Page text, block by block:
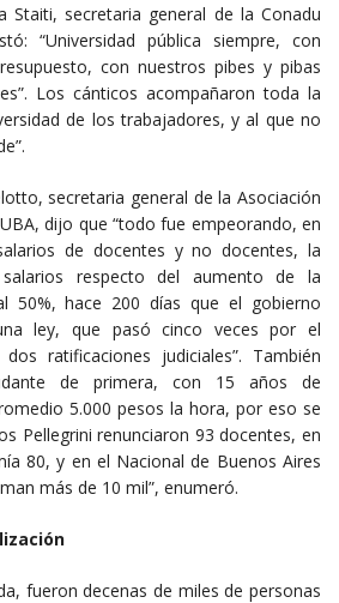
Staiti, secretaria general de la Conadu
“Universidad pública siempre, con
con nuestros pibes y pibas
Los cánticos acompañaron toda la
de los trabajadores, y al que no
secretaria general de la Asociación
dijo que “todo fue empeorando, en
de docentes y no docentes, la
respecto del aumento de la
50%, hace 200 días que el gobierno
ley, que pasó cinco veces por el
ratificaciones judiciales”. También
de primera, con 15 años de
5.000 pesos la hora, por eso se
Pellegrini renunciaron 93 docentes, en
80, y en el Nacional de Buenos Aires
más de 10 mil”, enumeró.
fueron decenas de miles de personas